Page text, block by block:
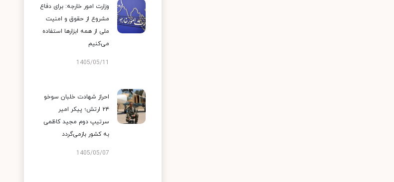
وزارت امور خارجه: برای دفاع
مشروع از حقوق و امنیت
ملی از همه ابزارها استفاده
می‌کنیم
1405/05/11
احراز شهادت خلبان سوخو
۲۴ ارتش؛ پیکر امیر
سرتیپ دوم مجید کاظمی
به کشور بازمی‌گردد
1405/05/07